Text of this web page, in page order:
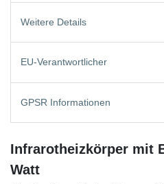
Weitere Details
EU-Verantwortlicher
GPSR Informationen
Infrarotheizkörper mit
Watt